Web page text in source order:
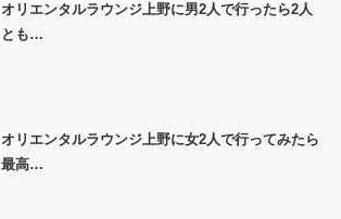
オリエンタルラウンジ上野に男2人で行ったら2人
とも…
オリエンタルラウンジ上野に女2人で行ってみたら
最高…